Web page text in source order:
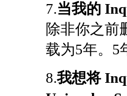
7.当我的
除非你之前
载为5年。5
8.我想将